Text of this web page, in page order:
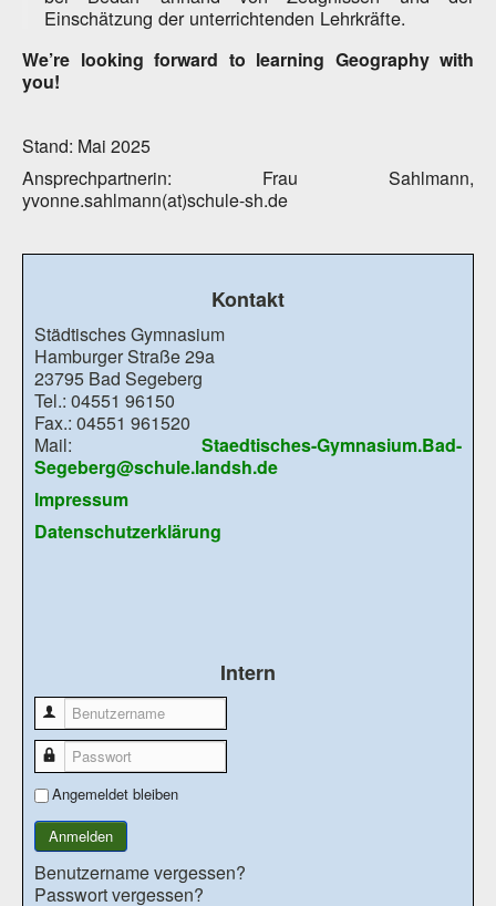
Einschätzung der unterrichtenden Lehrkräfte.
We’re looking forward to learning Geography with
you!
Stand: Mai 2025
Ansprechpartnerin: Frau Sahlmann,
yvonne.sahlmann(at)schule-sh.de
Kontakt
Städtisches Gymnasium
Hamburger Straße 29a
23795 Bad Segeberg
Tel.: 04551 96150
Fax.: 04551 961520
Mail: Staedtisches-Gymnasium.Bad-
Segeberg@schule.landsh.de
Impressum
Datenschutzerklärung
Intern
Benutzername
Passwort
Angemeldet bleiben
Anmelden
Benutzername vergessen?
Passwort vergessen?